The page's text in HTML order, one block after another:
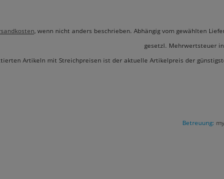
, wenn nicht anders beschrieben. Abhängig vom gewählten
gesetzl. Mehrwertsteuer
Artikeln mit Streichpreisen ist der aktuelle Artikelpreis der
Betreuung: